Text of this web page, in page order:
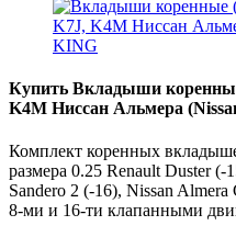
Купить Вкладыши
K4M Ниссан Альмера
Комплект коренных
размера 0.25 Renault Duster
Sandero 2 (-16), Nissan
8-ми и 16-ти клапанными